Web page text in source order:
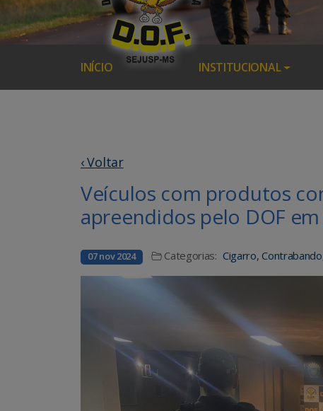
INÍCIO INSTITUCIONAL
‹ Voltar
Veículos com produtos
apreendidos pelo DOF
07 nov 2024 Categorias: Cigarro, Contrabando